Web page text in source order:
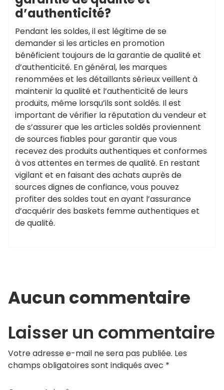
d’authenticité?
Pendant les soldes, il est légitime de se
demander si les articles en promotion
bénéficient toujours de la garantie de qualité et
d’authenticité. En général, les marques
renommées et les détaillants sérieux veillent à
maintenir la qualité et l’authenticité de leurs
produits, même lorsqu’ils sont soldés. Il est
important de vérifier la réputation du vendeur et
de s’assurer que les articles soldés proviennent
de sources fiables pour garantir que vous
recevez des produits authentiques et conformes
à vos attentes en termes de qualité. En restant
vigilant et en faisant des achats auprès de
sources dignes de confiance, vous pouvez
profiter des soldes tout en ayant l’assurance
d’acquérir des baskets femme authentiques et
de qualité.
Aucun commentaire
Laisser un commentaire
Votre adresse e-mail ne sera pas publiée. Les
champs obligatoires sont indiqués avec *